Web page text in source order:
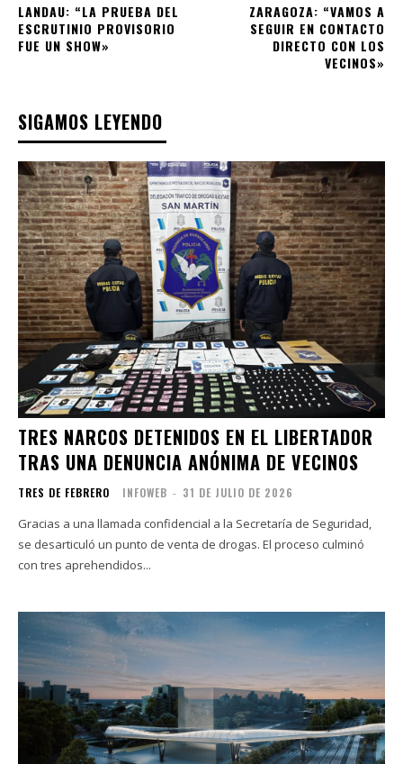
LANDAU: “LA PRUEBA DEL
ESCRUTINIO PROVISORIO
FUE UN SHOW»
ZARAGOZA: “VAMOS A
SEGUIR EN CONTACTO
DIRECTO CON LOS
VECINOS»
SIGAMOS LEYENDO
TRES NARCOS DETENIDOS EN EL LIBERTADOR
TRAS UNA DENUNCIA ANÓNIMA DE VECINOS
TRES DE FEBRERO INFOWEB - 31 DE JULIO DE 2026
Gracias a una llamada confidencial a la Secretaría de Seguridad,
se desarticuló un punto de venta de drogas. El proceso culminó
con tres aprehendidos...